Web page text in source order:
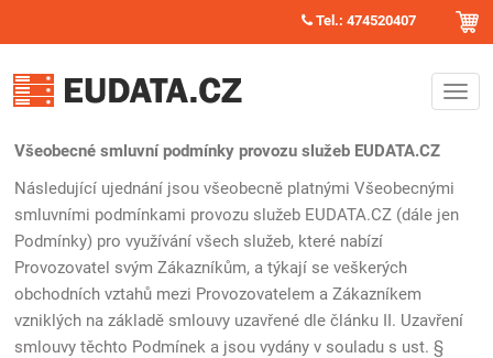
Tel.: 474520407
Všeobecné smluvní podmínky provozu služeb EUDATA.CZ
Následující ujednání jsou všeobecně platnými Všeobecnými
smluvními podmínkami provozu služeb EUDATA.CZ (dále jen
Podmínky) pro využívání všech služeb, které nabízí
Provozovatel svým Zákazníkům, a týkají se veškerých
obchodních vztahů mezi Provozovatelem a Zákazníkem
vzniklých na základě smlouvy uzavřené dle článku II. Uzavření
smlouvy těchto Podmínek a jsou vydány v souladu s ust. §